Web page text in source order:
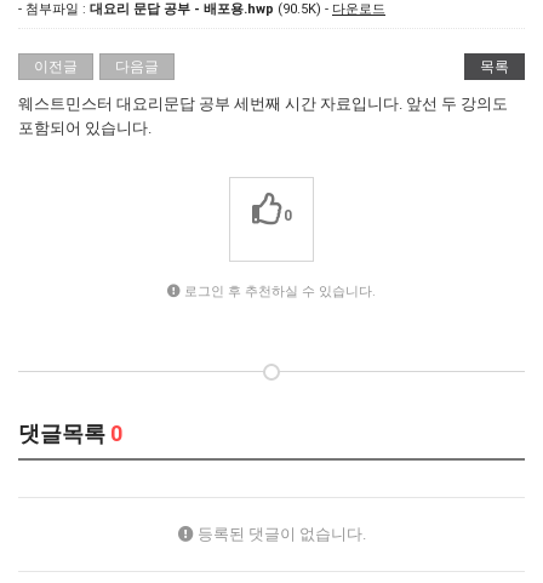
- 첨부파일 : 대요리 문답 공부 - 배포용.hwp (90.5K) - 다운로드
이전글 다음글 목록
웨스트민스터 대요리문답 공부 세번째 시간 자료입니다. 앞선 두 강의도
포함되어 있습니다.
0
로그인 후 추천하실 수 있습니다.
댓글목록 0
등록된 댓글이 없습니다.